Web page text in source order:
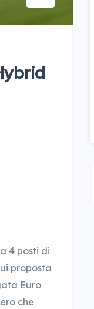
4 posti di
proposta
Euro
che